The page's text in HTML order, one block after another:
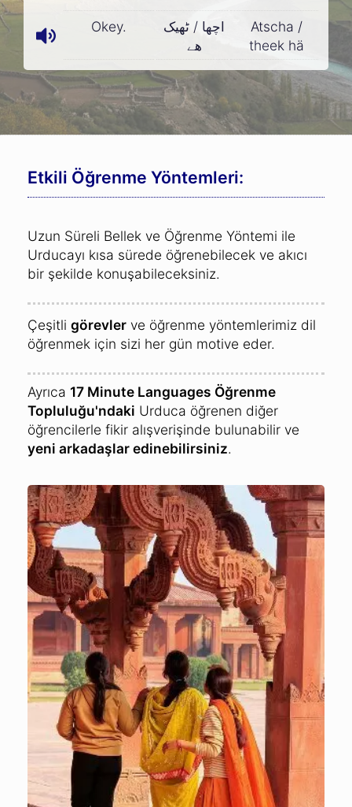
Okey.
اچھا / ٹھيک
ھے
Atscha /
theek hä
Etkili Öğrenme Yöntemleri:
Uzun Süreli Bellek ve Öğrenme Yöntemi ile
Urducayı kısa sürede öğrenebilecek ve akıcı
bir şekilde konuşabileceksiniz.
Çeşitli görevler ve öğrenme yöntemlerimiz dil
öğrenmek için sizi her gün motive eder.
Ayrıca 17 Minute Languages Öğrenme
Topluluğu'ndaki Urduca öğrenen diğer
öğrencilerle fikir alışverişinde bulunabilir ve
yeni arkadaşlar edinebilirsiniz.